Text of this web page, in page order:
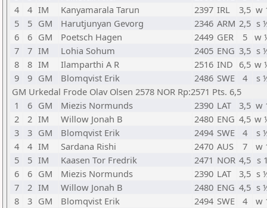
4
4 IM Kanyamarala Tarun 2397 IRL 3,5 w
5
5 GM Harutjunyan Gevorg 2346 ARM 2,5 s
6
6 GM Poetsch Hagen 2449 GER 5 w
7
7 IM Lohia Sohum 2405 ENG 3,5 s
8
8 IM Ilamparthi A R 2516 IND 6,5 w
9
9 GM Blomqvist Erik 2486 SWE 4
s
GM Urkedal Frode Olav Olsen 2578 NOR Rp:2571 Pts. 6,5
1
6 GM Miezis Normunds 2390 LAT 3,5 w
2
2 IM Willow Jonah B 2480 ENG 4,5 w
3
3 GM Blomqvist Erik 2494 SWE 4
s
4
4 IM Sardana Rishi 2470 AUS 7
w
5
5 IM Kaasen Tor Fredrik 2471 NOR 4,5 s
6
6 GM Miezis Normunds 2390 LAT 3,5 s
7
2 IM Willow Jonah B 2480 ENG 4,5 s
8
3 GM Blomqvist Erik 2494 SWE 4
w